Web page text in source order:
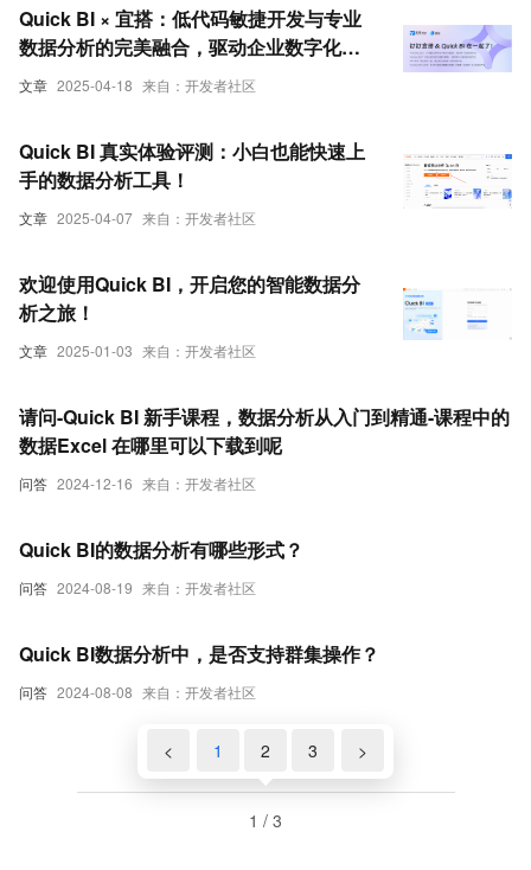
文章 2025-04-18 来自：开发者社区
Quick BI × 宜搭：低代码敏捷开发与专业
数据分析的完美融合，驱动企业数字化转
型新范式
文章 2025-04-07 来自：开发者社区
Quick BI 真实体验评测：小白也能快速上
手的数据分析工具！
文章 2025-01-03 来自：开发者社区
欢迎使用Quick BI，开启您的智能数据分
析之旅！
问答 2024-12-16 来自：开发者社区
请问-Quick BI 新手课程，数据分析从入门到精通-课程中的
数据Excel 在哪里可以下载到呢
问答 2024-08-19 来自：开发者社区
Quick BI的数据分析有哪些形式？
问答 2024-08-08 来自：开发者社区
Quick BI数据分析中，是否支持群集操作？
< 1 2 3 >
1 / 3